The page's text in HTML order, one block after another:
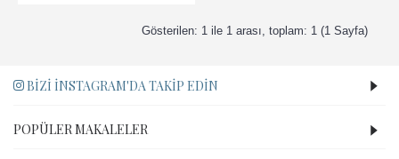
Gösterilen: 1 ile 1 arası, toplam: 1 (1 Sayfa)
BIZI İNSTAGRAM'DA TAKIP EDIN
POPÜLER MAKALELER